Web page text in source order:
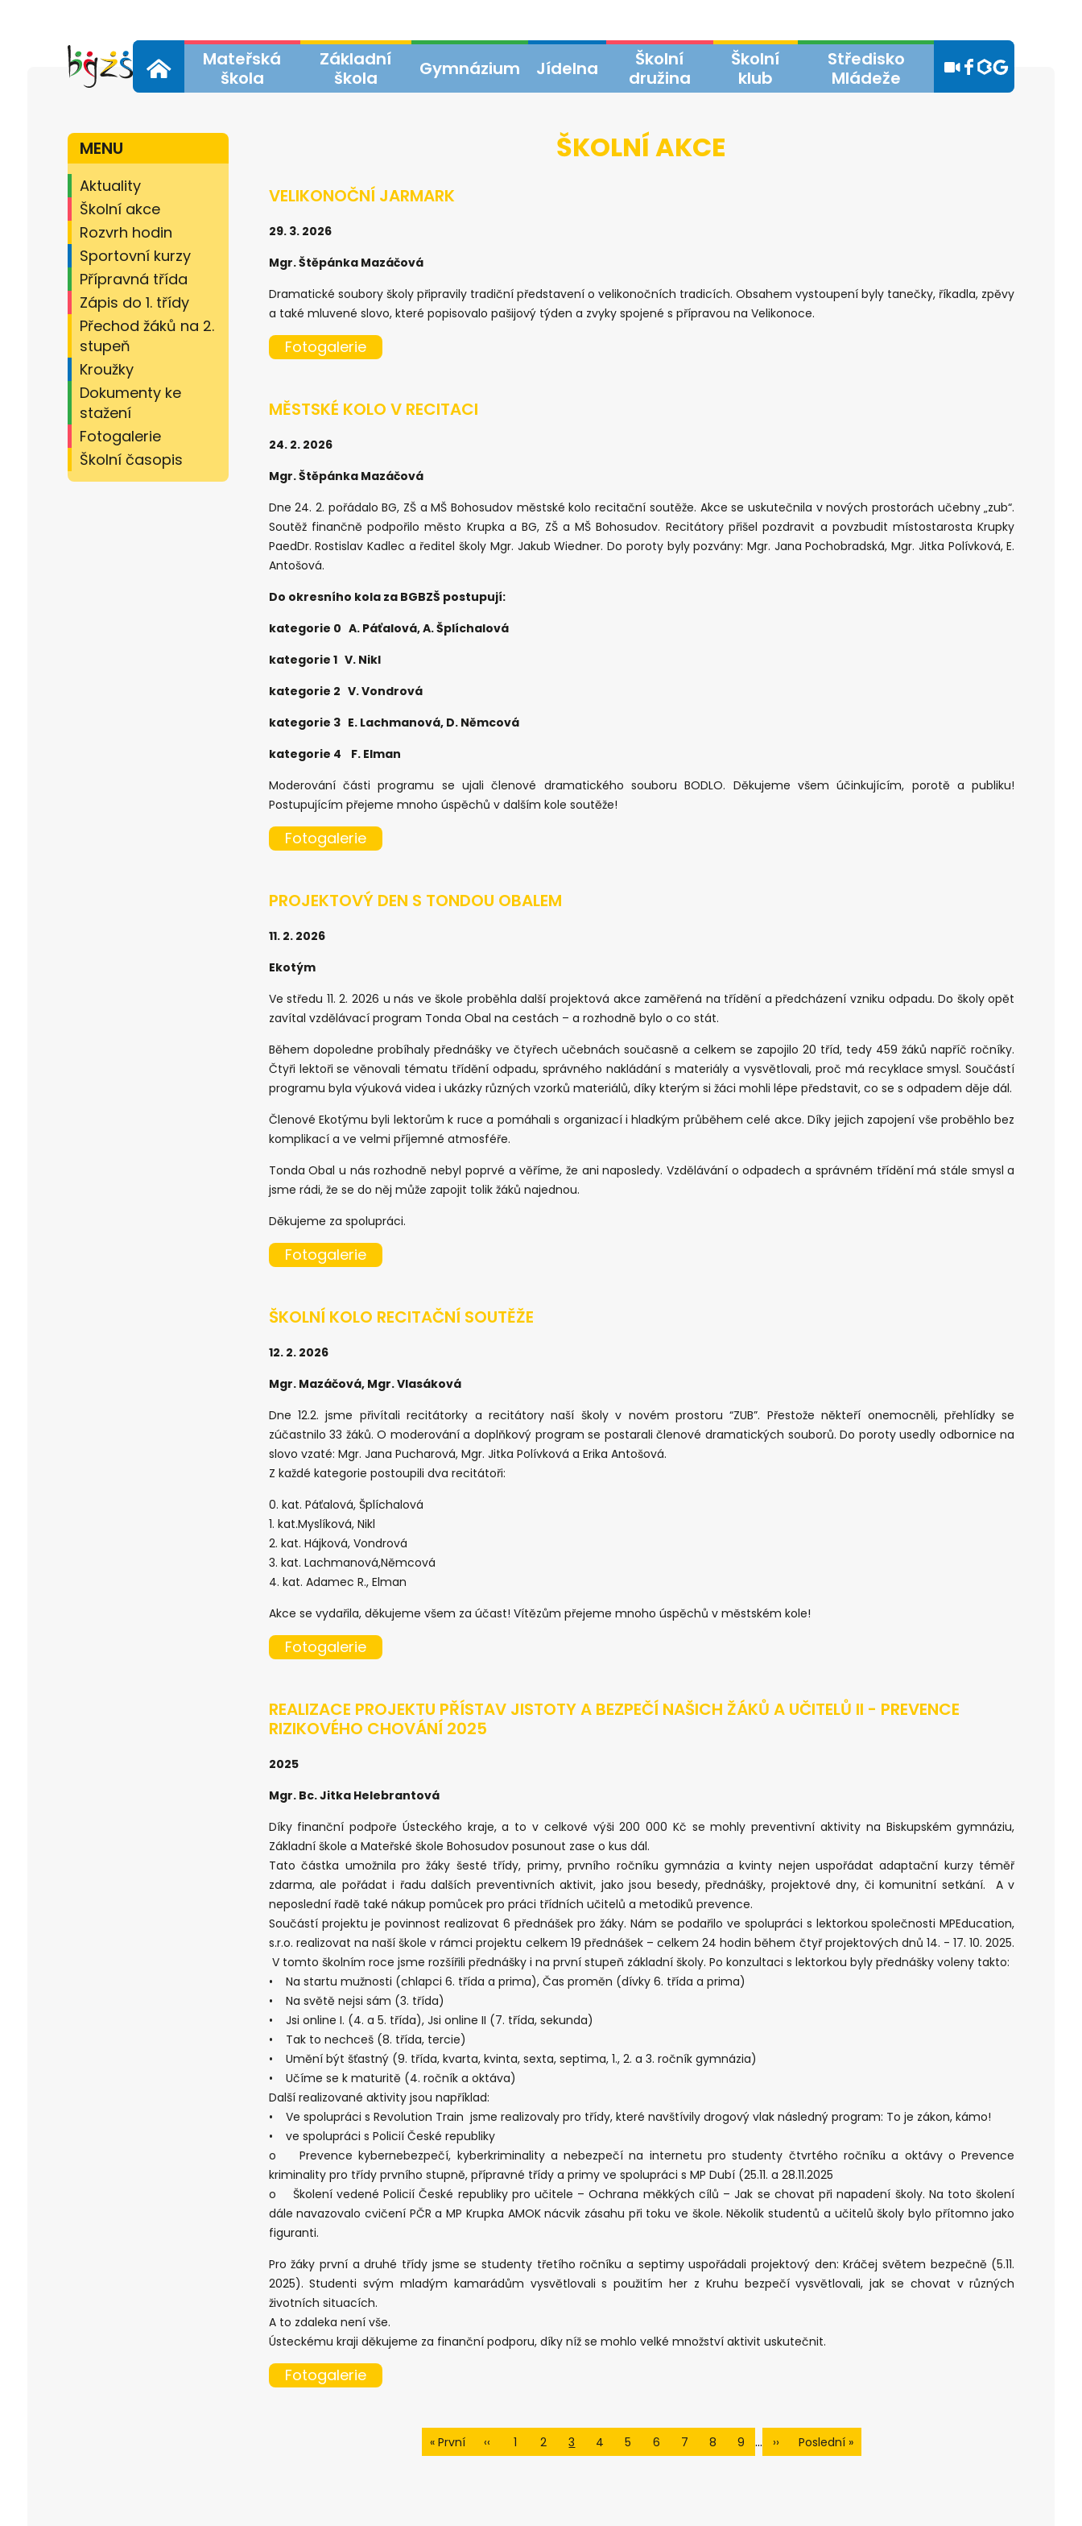
Domů
Mateřská
škola
Základní
škola
Gymnázium Jídelna
Školní
družina
Školní
klub
Středisko
Mládeže
MENU
Aktuality
Školní akce
Rozvrh hodin
Sportovní kurzy
Přípravná třída
Zápis do 1. třídy
Přechod žáků na 2.
stupeň
Kroužky
Dokumenty ke
stažení
Fotogalerie
Školní časopis
ŠKOLNÍ AKCE
VELIKONOČNÍ JARMARK
29. 3. 2026
Mgr. Štěpánka Mazáčová
Dramatické soubory školy připravily tradiční představení o velikonočních tradicích. Obsahem vystoupení byly tanečky, říkadla, zpěvy
a také mluvené slovo, které popisovalo pašijový týden a zvyky spojené s přípravou na Velikonoce.
Fotogalerie
MĚSTSKÉ KOLO V RECITACI
24. 2. 2026
Mgr. Štěpánka Mazáčová
Dne 24. 2. pořádalo BG, ZŠ a MŠ Bohosudov městské kolo recitační soutěže. Akce se uskutečnila v nových prostorách učebny „zub“.
Soutěž finančně podpořilo město Krupka a BG, ZŠ a MŠ Bohosudov. Recitátory přišel pozdravit a povzbudit místostarosta Krupky
PaedDr. Rostislav Kadlec a ředitel školy Mgr. Jakub Wiedner. Do poroty byly pozvány: Mgr. Jana Pochobradská, Mgr. Jitka Polívková, E.
Antošová.
Do okresního kola za BGBZŠ postupují:
kategorie 0 A. Páťalová, A. Šplíchalová
kategorie 1 V. Nikl
kategorie 2 V. Vondrová
kategorie 3 E. Lachmanová, D. Němcová
kategorie 4 F. Elman
Moderování části programu se ujali členové dramatického souboru BODLO. Děkujeme všem účinkujícím, porotě a publiku!
Postupujícím přejeme mnoho úspěchů v dalším kole soutěže!
Fotogalerie
PROJEKTOVÝ DEN S TONDOU OBALEM
11. 2. 2026
Ekotým
Ve středu 11. 2. 2026 u nás ve škole proběhla další projektová akce zaměřená na třídění a předcházení vzniku odpadu. Do školy opět
zavítal vzdělávací program Tonda Obal na cestách – a rozhodně bylo o co stát.
Během dopoledne probíhaly přednášky ve čtyřech učebnách současně a celkem se zapojilo 20 tříd, tedy 459 žáků napříč ročníky.
Čtyři lektoři se věnovali tématu třídění odpadu, správného nakládání s materiály a vysvětlovali, proč má recyklace smysl. Součástí
programu byla výuková videa i ukázky různých vzorků materiálů, díky kterým si žáci mohli lépe představit, co se s odpadem děje dál.
Členové Ekotýmu byli lektorům k ruce a pomáhali s organizací i hladkým průběhem celé akce. Díky jejich zapojení vše proběhlo bez
komplikací a ve velmi příjemné atmosféře.
Tonda Obal u nás rozhodně nebyl poprvé a věříme, že ani naposledy. Vzdělávání o odpadech a správném třídění má stále smysl a
jsme rádi, že se do něj může zapojit tolik žáků najednou.
Děkujeme za spolupráci.
Fotogalerie
ŠKOLNÍ KOLO RECITAČNÍ SOUTĚŽE
12. 2. 2026
Mgr. Mazáčová, Mgr. Vlasáková
Dne 12.2. jsme přivítali recitátorky a recitátory naší školy v novém prostoru “ZUB”. Přestože někteří onemocněli, přehlídky se
zúčastnilo 33 žáků. O moderování a doplňkový program se postarali členové dramatických souborů. Do poroty usedly odbornice na
slovo vzaté: Mgr. Jana Pucharová, Mgr. Jitka Polívková a Erika Antošová.
Z každé kategorie postoupili dva recitátoři:
0. kat. Páťalová, Šplíchalová
1. kat.Myslíková, Nikl
2. kat. Hájková, Vondrová
3. kat. Lachmanová,Němcová
4. kat. Adamec R., Elman
Akce se vydařila, děkujeme všem za účast! Vítězům přejeme mnoho úspěchů v městském kole!
Fotogalerie
REALIZACE PROJEKTU PŘÍSTAV JISTOTY A BEZPEČÍ NAŠICH ŽÁKŮ A UČITELŮ II - PREVENCE
RIZIKOVÉHO CHOVÁNÍ 2025
2025
Mgr. Bc. Jitka Helebrantová
Díky finanční podpoře Ústeckého kraje, a to v celkové výši 200 000 Kč se mohly preventivní aktivity na Biskupském gymnáziu,
Základní škole a Mateřské škole Bohosudov posunout zase o kus dál.
Tato částka umožnila pro žáky šesté třídy, primy, prvního ročníku gymnázia a kvinty nejen uspořádat adaptační kurzy téměř
zdarma, ale pořádat i řadu dalších preventivních aktivit, jako jsou besedy, přednášky, projektové dny, či komunitní setkání. A v
neposlední řadě také nákup pomůcek pro práci třídních učitelů a metodiků prevence.
Součástí projektu je povinnost realizovat 6 přednášek pro žáky. Nám se podařilo ve spolupráci s lektorkou společnosti MPEducation,
s.r.o. realizovat na naší škole v rámci projektu celkem 19 přednášek – celkem 24 hodin během čtyř projektových dnů 14. - 17. 10. 2025.
V tomto školním roce jsme rozšířili přednášky i na první stupeň základní školy. Po konzultaci s lektorkou byly přednášky voleny takto:
• Na startu mužnosti (chlapci 6. třída a prima), Čas proměn (dívky 6. třída a prima)
• Na světě nejsi sám (3. třída)
• Jsi online I. (4. a 5. třída), Jsi online II (7. třída, sekunda)
• Tak to nechceš (8. třída, tercie)
• Umění být šťastný (9. třída, kvarta, kvinta, sexta, septima, 1., 2. a 3. ročník gymnázia)
• Učíme se k maturitě (4. ročník a oktáva)
Další realizované aktivity jsou například:
• Ve spolupráci s Revolution Train jsme realizovaly pro třídy, které navštívily drogový vlak následný program: To je zákon, kámo!
• ve spolupráci s Policií České republiky
o Prevence kybernebezpečí, kyberkriminality a nebezpečí na internetu pro studenty čtvrtého ročníku a oktávy o Prevence
kriminality pro třídy prvního stupně, přípravné třídy a primy ve spolupráci s MP Dubí (25.11. a 28.11.2025
o Školení vedené Policií České republiky pro učitele – Ochrana měkkých cílů – Jak se chovat při napadení školy. Na toto školení
dále navazovalo cvičení PČR a MP Krupka AMOK nácvik zásahu při toku ve škole. Několik studentů a učitelů školy bylo přítomno jako
figuranti.
Pro žáky první a druhé třídy jsme se studenty třetího ročníku a septimy uspořádali projektový den: Kráčej světem bezpečně (5.11.
2025). Studenti svým mladým kamarádům vysvětlovali s použitím her z Kruhu bezpečí vysvětlovali, jak se chovat v různých
životních situacích.
A to zdaleka není vše.
Ústeckému kraji děkujeme za finanční podporu, díky níž se mohlo velké množství aktivit uskutečnit.
Fotogalerie
First
« První
Předchozí
‹‹
Page
1
Page
2
Page
3
Page
4
Page
5
Page
6
Page
7
Page
8
Page
9 …
Následující
››
Poslední
Poslední »